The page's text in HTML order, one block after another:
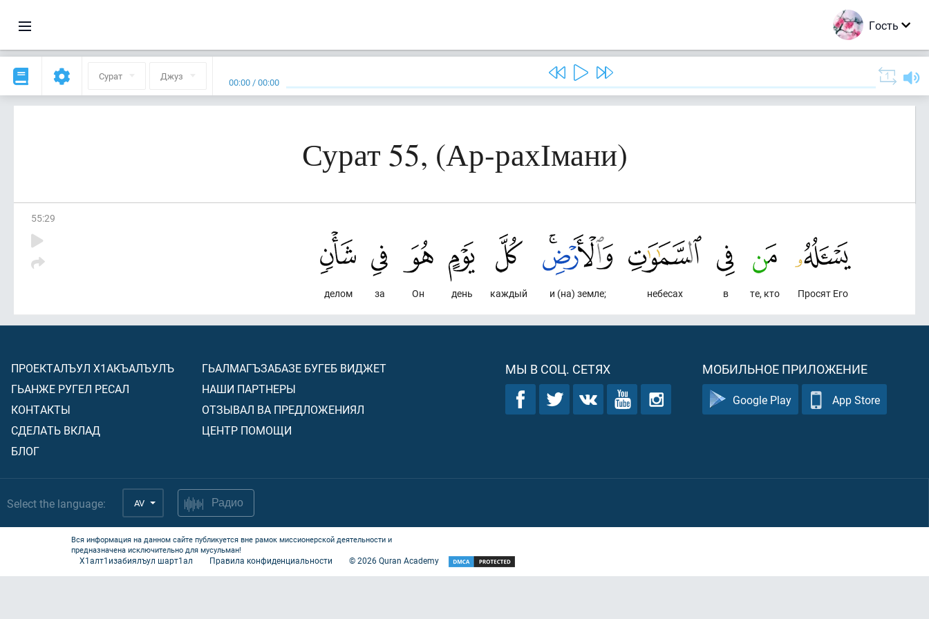
Гость
Сурат Джуз 00:00 /00:00
Сурат 55, (Ар-рахІмани)
55:29
Просят Его
те, кто
в
небесах
и (на) земле;
каждый
день
Он
за
делом
ПРОЕКТАЛЪУЛ Х1АКЪАЛЪУЛЪ
ГЬАНЖЕ РУГЕЛ РЕСАЛ
КОНТАКТЫ
СДЕЛАТЬ ВКЛАД
БЛОГ
ГЬАЛМАГЪЗАБАЗЕ БУГЕБ ВИДЖЕТ
НАШИ ПАРТНЕРЫ
ОТЗЫВАЛ ВА ПРЕДЛОЖЕНИЯЛ
ЦЕНТР ПОМОЩИ
МЫ В СОЦ. СЕТЯХ МОБИЛЬНОЕ ПРИЛОЖЕНИЕ
Google Play App Store
Select the language: AV Радио
Вся информация на данном сайте публикуется вне рамок миссионерской деятельности и
предназначена исключительно для мусульман!
Х1алт1изабиялъул шарт1ал Правила конфиденциальности ©2026Quran Academy